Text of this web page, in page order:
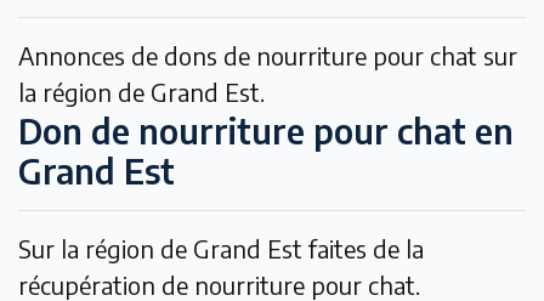
Annonces de dons de nourriture pour chat sur
la région de Grand Est.
Don de nourriture pour chat en
Grand Est
Sur la région de Grand Est faites de la
récupération de nourriture pour chat.